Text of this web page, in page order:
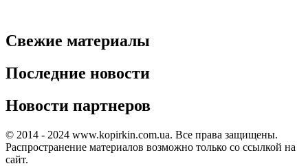
Свежие материалы
Последние новости
Новости партнеров
© 2014 - 2024 www.kopirkin.com.ua. Все права защищены.
Распространение материалов возможно только со ссылкой на
сайт.